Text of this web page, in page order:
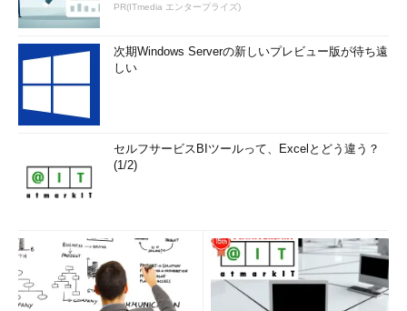
イ」といった名前を使ったパターンもあるようだ。単なる出会い
もしれない。
きたスパムメールフィルターに引っ掛かって、手元にまでメール
うなスパムメールが出現してきたのだろう。こういった「普通」
な内容のスパムメールは文面だけではスパムメールフィルターな
どで自動的に検出するのは非常に難しい。今後はさらにこういっ
い。この手の世界はいつまでたってもいたちごっこである。
Profile
PR(ITmedia エンタープライズ)
次期Windows Serverの新しいプレビュー版が待ち遠
しい
セルフサービスBIツールって、Excelとどう違う？
(1/2)